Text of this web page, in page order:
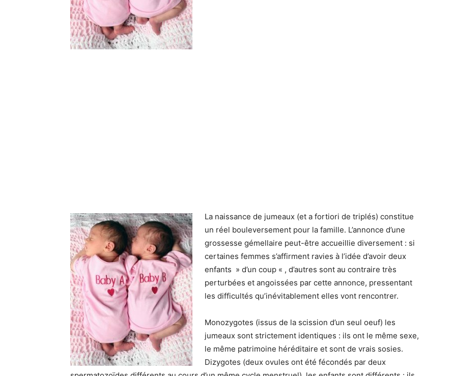
La naissance de jumeaux (et a fortiori de triplés) constitue
un réel bouleversement pour la famille. L’annonce d’une
grossesse gémellaire peut-être accueillie diversement : si
certaines femmes s’affirment ravies à l’idée d’avoir deux
enfants » d’un coup « , d’autres sont au contraire très
perturbées et angoissées par cette annonce, pressentant
les difficultés qu’inévitablement elles vont rencontrer.
Monozygotes (issus de la scission d’un seul oeuf) les
jumeaux sont strictement identiques : ils ont le même sexe,
le même patrimoine héréditaire et sont de vrais sosies.
Dizygotes (deux ovules ont été fécondés par deux